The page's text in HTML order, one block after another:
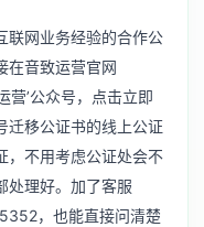
联网业务经验的合作公
在音致运营官网
营’公众号，点击立即
迁移公证书的线上公证
，不用考虑公证处会不
处理好。加了客服
，也能直接问清楚